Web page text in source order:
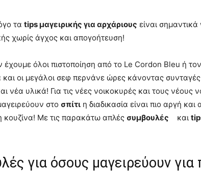
τα tips μαγειρικής για αρχάριους είναι σημαντικά
χωρίς άγχος και απογοήτευση!
έχουμε όλοι πιστοποίηση από το Le Cordon Bleu ή
οι μεγάλοι σεφ περνάνε ώρες κάνοντας συνταγές
νέα υλικά! Για τις νέες νοικοκυρές και τους
στο σπίτι η διαδικασία είναι πιο αργή και
κουζίνα! Με τις παρακάτω απλές συμβουλές και
για όσους μαγειρεύουν